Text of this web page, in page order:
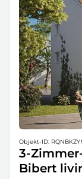
Objekt-ID:
3-
Bibert